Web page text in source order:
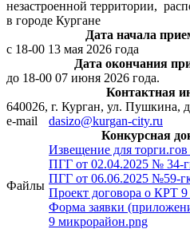
незастроенной территории,
в городе Кургане
Дата начала
с 18-00 13 мая 2026 года
Дата окончания
до 18-00 07 июня 2026 года.
Контактная
640026, г. Курган, ул. Пушкина,
e-mail
dasizo@kurgan-city.ru
Конкурсная
Файлы
Извещение для
ПГГ от 02.04.2025 № 34-
ПГГ от 06.06.2025 №59-
Проект договора о КРТ
Форма заявки
9 микрорайон.png